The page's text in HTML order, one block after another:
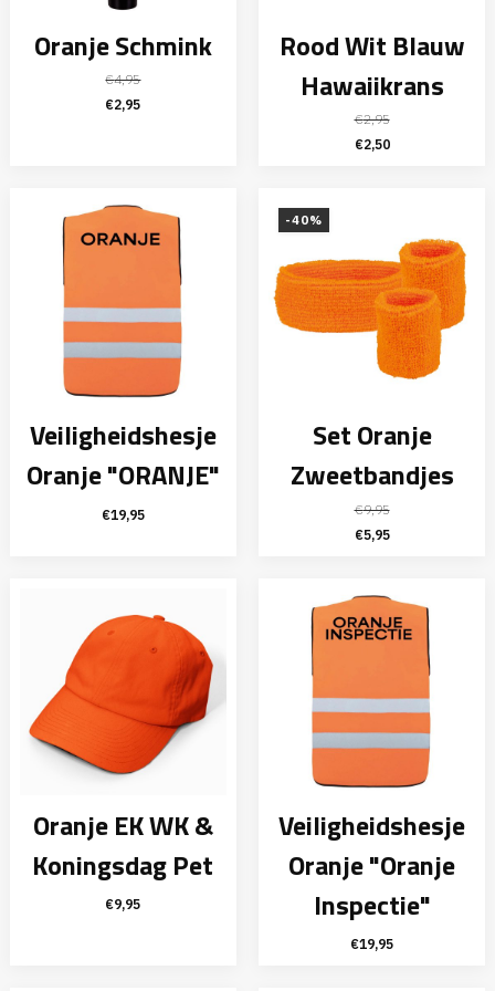
Oranje Schmink
€4,95
Oorspronkelijke
€2,95Huidige
Rood Wit Blauw
Hawaiikrans
€2,95
Oorspronkelijke
€2,50Huidige
Veiligheidshesje
Oranje "ORANJE"
€19,95
-40%
Set Oranje
Zweetbandjes
€9,95
Oorspronkelijke
€9,95.
€5,95Huidige
€5,95.
Oranje EK WK &
Koningsdag Pet
€9,95
Veiligheidshesje
Oranje "Oranje
Inspectie"
€19,95